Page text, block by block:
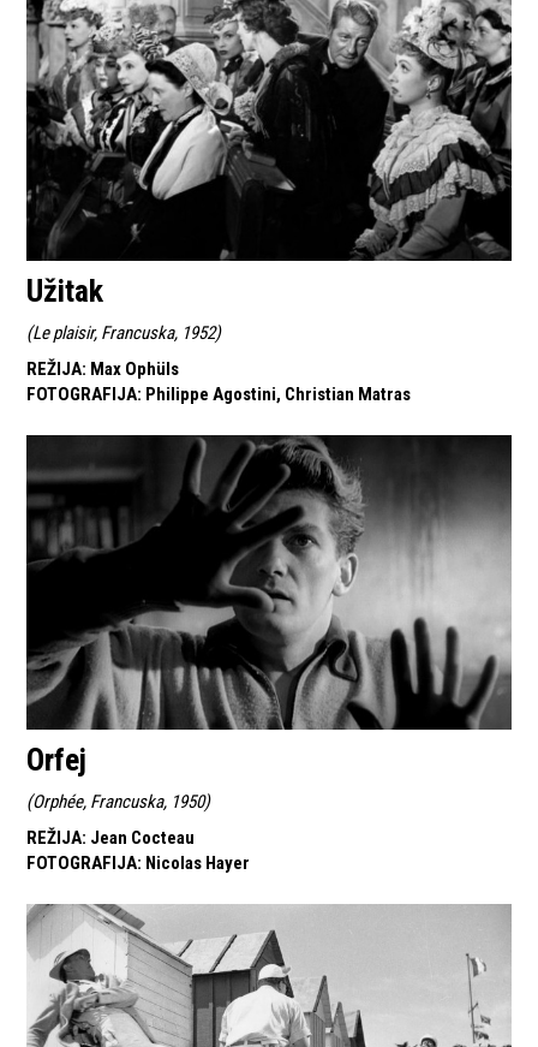
Užitak
(Le plaisir, Francuska, 1952)
REŽIJA: Max Ophüls
FOTOGRAFIJA: Philippe Agostini, Christian Matras
Orfej
(Orphée, Francuska, 1950)
REŽIJA: Jean Cocteau
FOTOGRAFIJA: Nicolas Hayer